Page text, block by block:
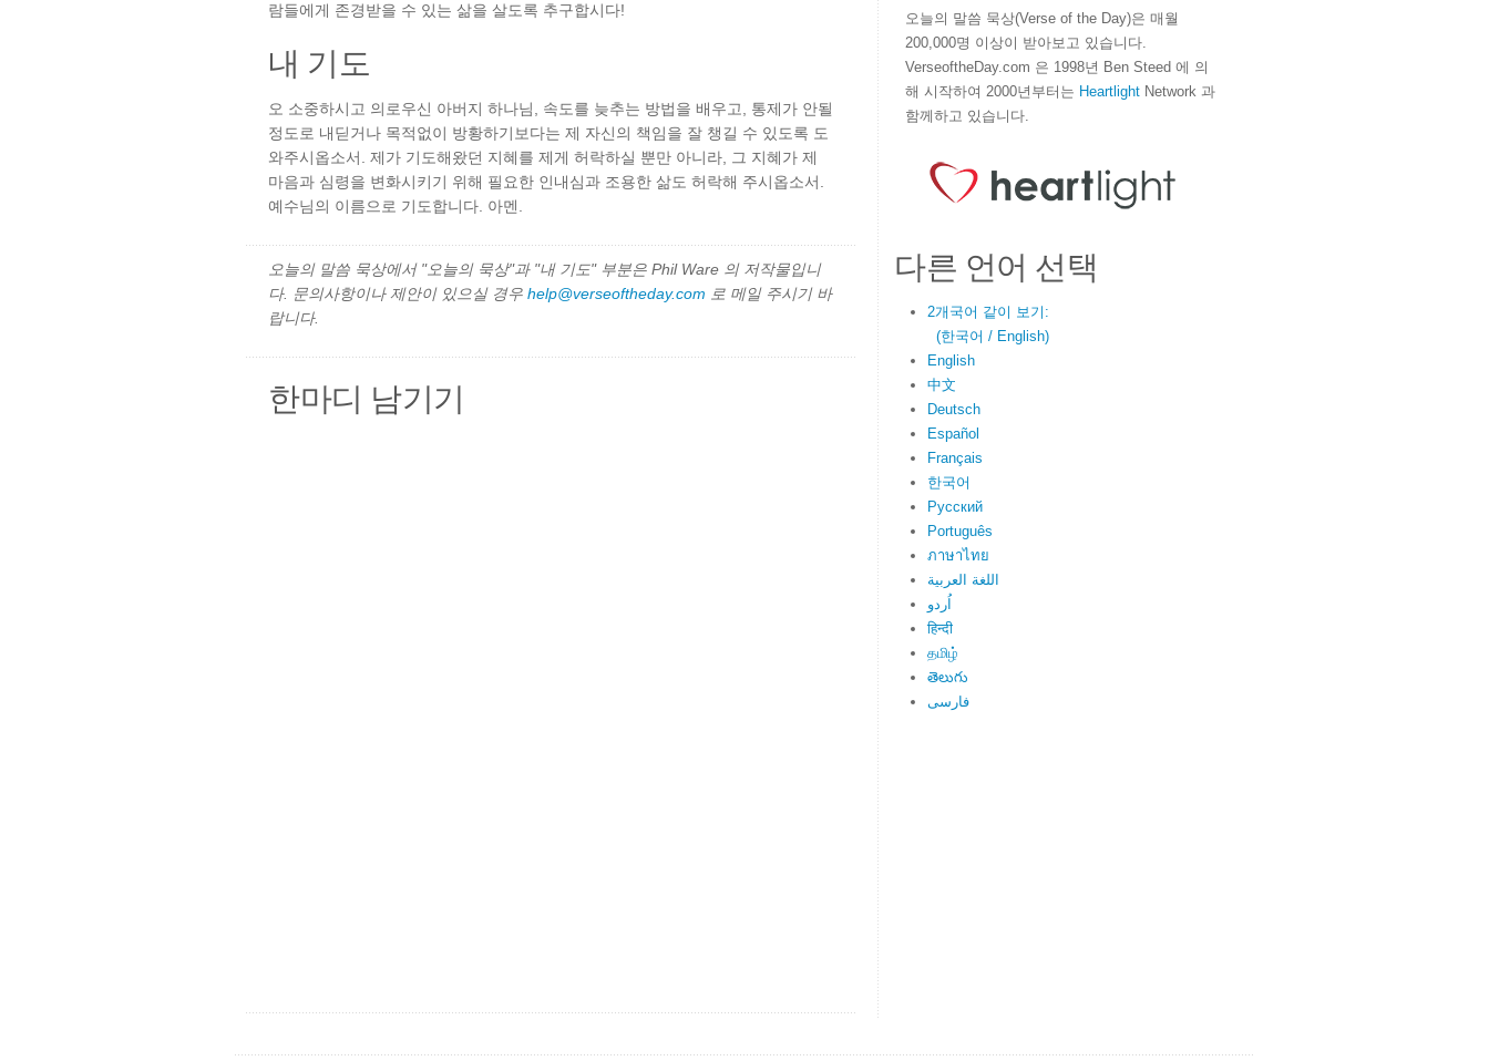
람들에게 존경받을 수 있는 삶을 살도록 추구합시다!
내 기도
오 소중하시고 의로우신 아버지 하나님, 속도를 늦추는 방법을 배우고, 통제가 안될
정도로 내딛거나 목적없이 방황하기보다는 제 자신의 책임을 잘 챙길 수 있도록 도
와주시옵소서. 제가 기도해왔던 지혜를 제게 허락하실 뿐만 아니라, 그 지혜가 제
마음과 심령을 변화시키기 위해 필요한 인내심과 조용한 삶도 허락해 주시옵소서.
예수님의 이름으로 기도합니다. 아멘.
오늘의 말씀 묵상에서 "오늘의 묵상"과 "내 기도" 부분은 Phil Ware 의 저작물입니
다. 문의사항이나 제안이 있으실 경우 help@verseoftheday.com 로 메일 주시기 바
랍니다.
한마디 남기기
오늘의 말씀 묵상(Verse of the Day)은 매월
200,000명 이상이 받아보고 있습니다.
VerseoftheDay.com 은 1998년 Ben Steed 에 의
해 시작하여 2000년부터는 Heartlight Network 과
함께하고 있습니다.
다른 언어 선택
2개국어 같이 보기:
(한국어 / English)
English
中文
Deutsch
Español
Français
한국어
Русский
Português
ภาษาไทย
اللغة العربية
اُردو
हिन्दी
தமிழ்
తెలుగు
فارسی